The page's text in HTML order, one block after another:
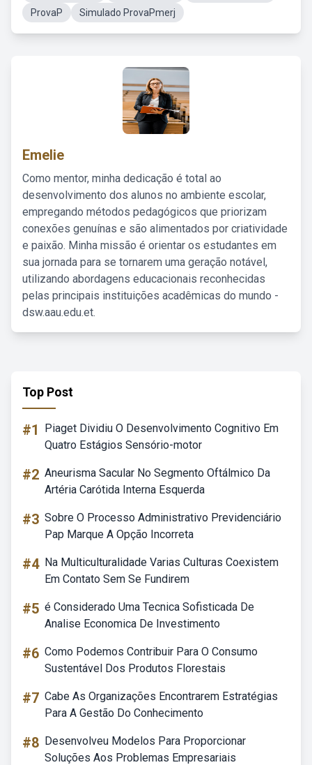
ProvaP
Simulado ProvaPmerj
Emelie
Como mentor, minha dedicação é total ao
desenvolvimento dos alunos no ambiente escolar,
empregando métodos pedagógicos que priorizam
conexões genuínas e são alimentados por criatividade
e paixão. Minha missão é orientar os estudantes em
sua jornada para se tornarem uma geração notável,
utilizando abordagens educacionais reconhecidas
pelas principais instituições acadêmicas do mundo -
dsw.aau.edu.et.
Top Post
#1
Piaget Dividiu O Desenvolvimento Cognitivo Em
Quatro Estágios Sensório-motor
#2 Aneurisma Sacular No Segmento Oftálmico Da
Artéria Carótida Interna Esquerda
#3 Sobre O Processo Administrativo Previdenciário
Pap Marque A Opção Incorreta
#4 Na Multiculturalidade Varias Culturas Coexistem
Em Contato Sem Se Fundirem
#5 é Considerado Uma Tecnica Sofisticada De
Analise Economica De Investimento
#6 Como Podemos Contribuir Para O Consumo
Sustentável Dos Produtos Florestais
#7 Cabe As Organizações Encontrarem Estratégias
Para A Gestão Do Conhecimento
#8 Desenvolveu Modelos Para Proporcionar
Soluções Aos Problemas Empresariais